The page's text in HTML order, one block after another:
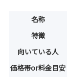
名称
特徴
向いている人
価格帯or料金目安